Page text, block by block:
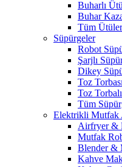
Buharlı
Buhar
Tüm Ütüler
Süpürgeler
Robot
Şarjlı
Dikey
Toz
Toz
Tüm
Elektrikli Mutfak
Airfryer &
Mutfak
Blender &
Kahve